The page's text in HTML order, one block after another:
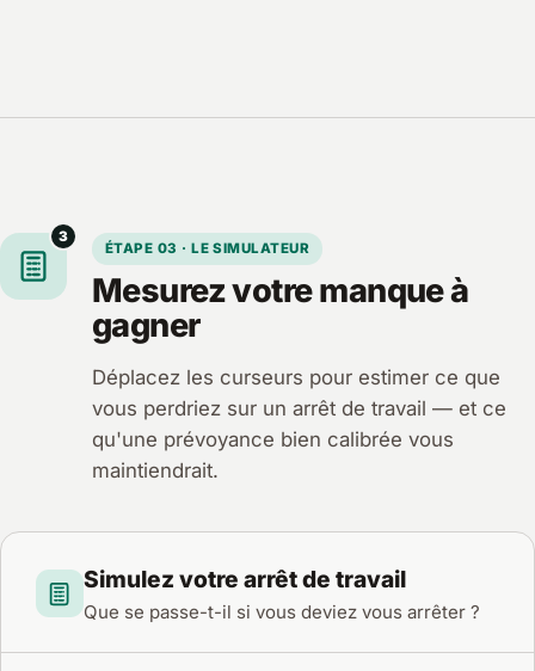
3
ÉTAPE 03 · LE SIMULATEUR
Mesurez votre manque à
gagner
Déplacez les curseurs pour estimer ce que
vous perdriez sur un arrêt de travail — et ce
qu'une prévoyance bien calibrée vous
maintiendrait.
Simulez votre arrêt de travail
Que se passe-t-il si vous deviez vous arrêter ?